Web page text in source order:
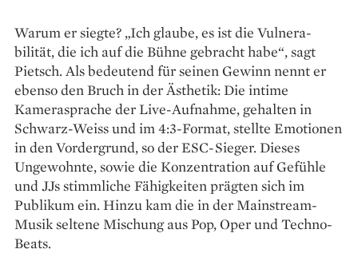
Warum er siegte? „Ich glaube, es ist die Vulnera­
bilität, die ich auf die Bühne gebracht habe“, sagt
Pietsch. Als bedeutend für seinen Gewinn nennt er
ebenso den Bruch in der Ästhetik: Die intime
Kamerasprache der Live-Aufnahme, gehalten in
Schwarz-Weiss und im 4:3-Format, stellte Emotionen
in den Vordergrund, so der ESC-Sieger. Dieses
Ungewohnte, sowie die Konzentration auf Gefühle
und JJs stimmliche Fähigkeiten prägten sich im
Publikum ein. Hinzu kam die in der Mainstream-
Musik seltene Mischung aus Pop, Oper und Techno-
Beats.